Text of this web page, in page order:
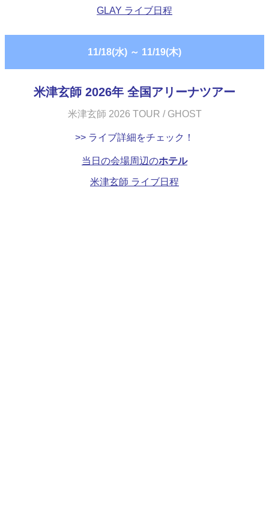
GLAY ライブ日程
11/18(水) ～ 11/19(木)
米津玄師 2026年 全国アリーナツアー
米津玄師 2026 TOUR / GHOST
>> ライブ詳細をチェック！
当日の会場周辺のホテル
米津玄師 ライブ日程